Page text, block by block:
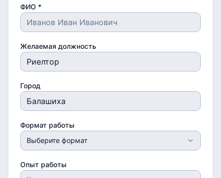
ФИО *
Желаемая должность
Город
Формат работы
Выберите формат
Опыт работы